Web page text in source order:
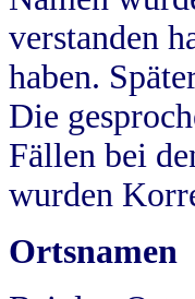
verstanden
haben.
Die
Fällen bei
wurden
Ortsnamen